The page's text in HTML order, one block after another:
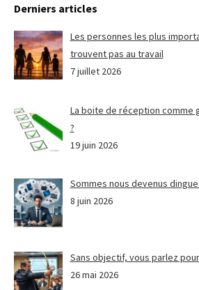
Derniers articles
Les personnes les plus
trouvent pas au travail
7 juillet 2026
La boite de réception comme
?
19 juin 2026
Sommes nous devenus
8 juin 2026
Sans objectif, vous parlez
26 mai 2026